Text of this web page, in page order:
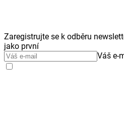
Zaregistrujte se k odběru
jako první
Váš e-